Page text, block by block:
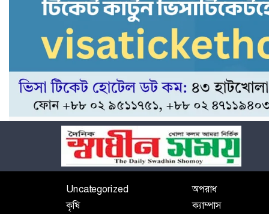
Uncategorized অপরাধ
কৃষি
ক্যাম্পাস